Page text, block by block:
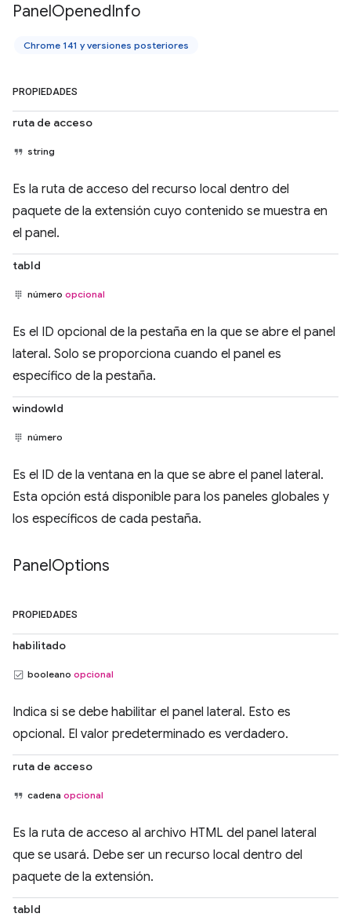
PanelOpenedInfo
Chrome 141 y versiones posteriores
PROPIEDADES
ruta de acceso
string
Es la ruta de acceso del recurso local dentro del
paquete de la extensión cuyo contenido se muestra en
el panel.
tabId
número opcional
Es el ID opcional de la pestaña en la que se abre el panel
lateral. Solo se proporciona cuando el panel es
específico de la pestaña.
windowId
número
Es el ID de la ventana en la que se abre el panel lateral.
Esta opción está disponible para los paneles globales y
los específicos de cada pestaña.
PanelOptions
PROPIEDADES
habilitado
booleano opcional
Indica si se debe habilitar el panel lateral. Esto es
opcional. El valor predeterminado es verdadero.
ruta de acceso
cadena opcional
Es la ruta de acceso al archivo HTML del panel lateral
que se usará. Debe ser un recurso local dentro del
paquete de la extensión.
tabId